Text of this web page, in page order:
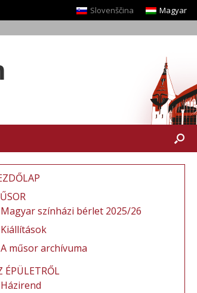
Slovenščina
Magyar
Magyar színházi bérlet 2025/26
Kiállítások
A műsor archívuma
ÉPÜLETRŐL
Házirend